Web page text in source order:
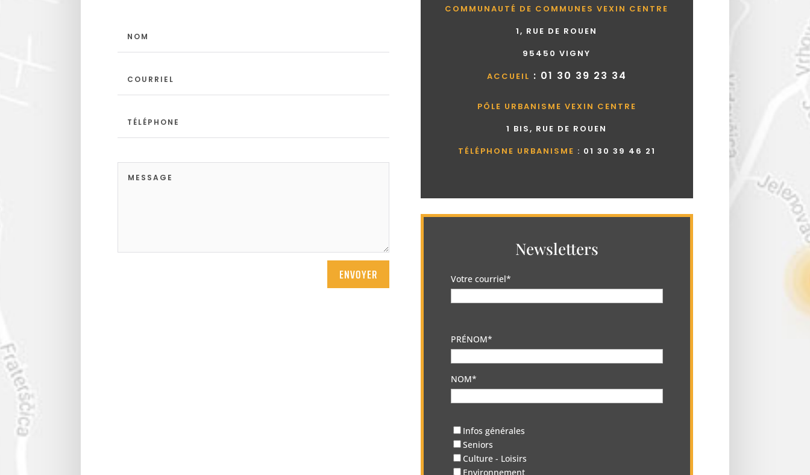
ENVOYER
COMMUNAUTÉ DE COMMUNES VEXIN CENTRE
1, RUE DE ROUEN
95450 VIGNY
ACCUEIL : 01 30 39 23 34
PÔLE URBANISME VEXIN CENTRE
1 BIS, RUE DE ROUEN
TÉLÉPHONE URBANISME : 01 30 39 46 21
Newsletters
Votre courriel*
PRÉNOM*
NOM*
Infos générales
Seniors
Culture - Loisirs
Environnement